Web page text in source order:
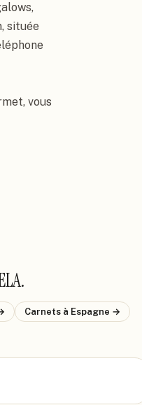
située
vous
.
Carnets à Espagne →